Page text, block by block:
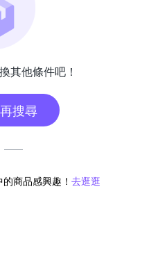
其他條件吧！
搜尋
商品感興趣！ 去逛逛